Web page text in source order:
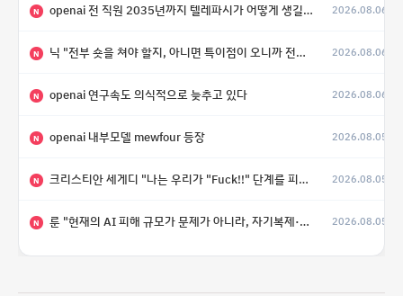
N openai 전 직원 2035년까지 텔레파시가 어떻게 생길 수 있는지 2026.08.06
N 닉 "전부 숏을 쳐야 할지, 아니면 특이점이 오니까 전부 롱을 쳐야 할지 모르겠다.” 2026.08.06
N openai 연구속도 의식적으로 늦추고 있다 2026.08.06
N openai 내부모델 mewfour 등장 2026.08.05
N 크리스티안 세게디 "나는 우리가 "Fuck!!" 단계를 피할 수 있기를 바랄 뿐" 2026.08.05
N 룬 "현재의 AI 피해 규모가 문제가 아니라, 자기복제·탈출·확산이 가능한 지능형 시스템의 피해에는 이론적으로 상한이 없다는 것이 문제" 2026.08.05